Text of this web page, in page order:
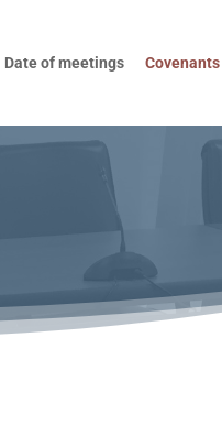
Date of meetings Covenants